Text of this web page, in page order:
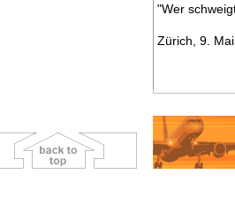
"Wer
Zürich, 9.